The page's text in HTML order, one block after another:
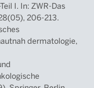
I. In: ZWR-Das
206-213.
dermatologie,